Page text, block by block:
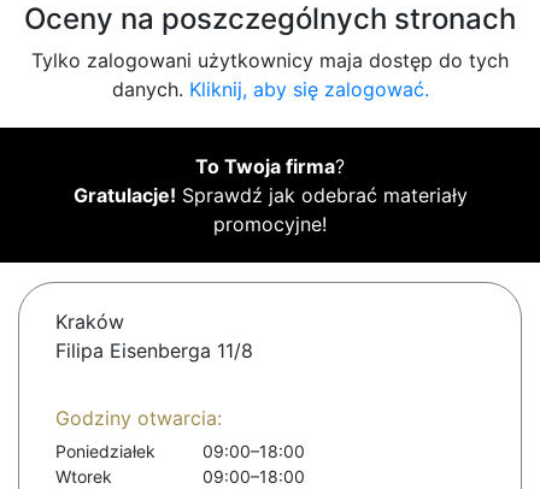
Oceny na poszczególnych stronach
Tylko zalogowani użytkownicy maja dostęp do tych
danych. Kliknij, aby się zalogować.
To Twoja firma?
Gratulacje! Sprawdź jak odebrać materiały
promocyjne!
Kraków
Filipa Eisenberga 11/8
Godziny otwarcia:
Poniedziałek
09:00–18:00
Wtorek
09:00–18:00